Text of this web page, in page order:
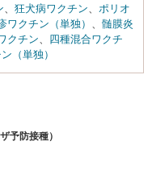
、 狂犬病ワクチン、 ポリオ
ワクチン（単独） 、 髄膜炎
クチン、 四種混合ワクチ
（単独）
予防接種）